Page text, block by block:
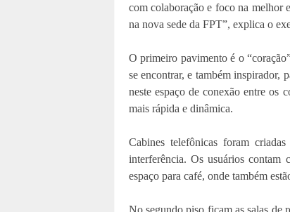
com colaboração e foco na melhor
na nova sede da FPT”, explica o
O primeiro pavimento é o
se encontrar, e também inspirador,
neste espaço de conexão entre os
mais rápida e dinâmica.
Cabines telefônicas foram
interferência. Os usuários contam
espaço para café, onde também
No segundo piso ficam as salas de